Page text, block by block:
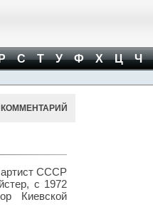
С Т У Ф Х Ц Ч
КОММЕНТАРИЙ
СССР
с 1972
Киевской